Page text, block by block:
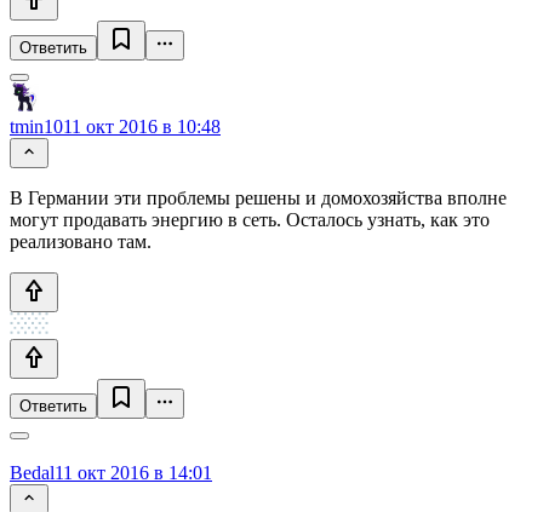
Ответить
tmin1011 окт 2016 в 10:48
В Германии эти проблемы решены и домохозяйства вполне
могут продавать энергию в сеть. Осталось узнать, как это
реализовано там.
Ответить
Bedal11 окт 2016 в 14:01